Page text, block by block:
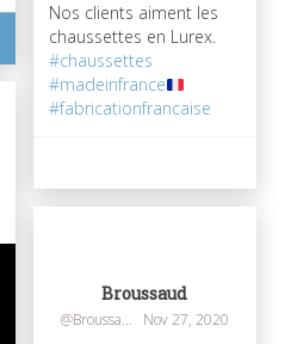
Nos clients aiment les
chaussettes en Lurex.
#chaussettes
#madeinfrance
#fabricationfrancaise
Broussaud
@Broussaudtextil Nov 27, 2020